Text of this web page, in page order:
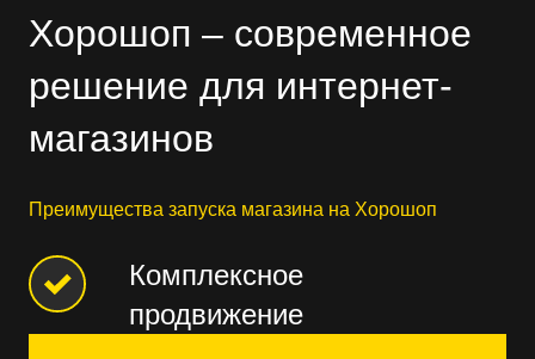
Хорошоп – современное
решение для интернет-
магазинов
Преимущества запуска магазина на Хорошоп
Комплексное
продвижение